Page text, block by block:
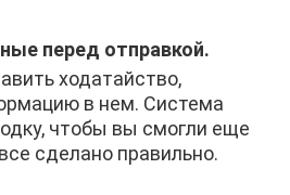
перед отправкой.
ходатайство,
в нем. Система
чтобы вы смогли еще
сделано правильно.